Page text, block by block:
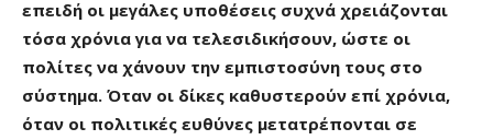
επειδή οι μεγάλες υποθέσεις συχνά χρειάζονται
τόσα χρόνια για να τελεσιδικήσουν, ώστε οι
πολίτες να χάνουν την εμπιστοσύνη τους στο
σύστημα. Όταν οι δίκες καθυστερούν επί χρόνια,
όταν οι πολιτικές ευθύνες μετατρέπονται σε